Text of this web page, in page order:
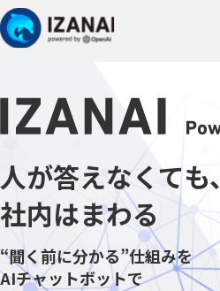
主な機能
料金・支援体制
よくある質問
人が答えなくても、
社内はまわる
“聞く前に分かる”仕組みを
AIチャットボットで